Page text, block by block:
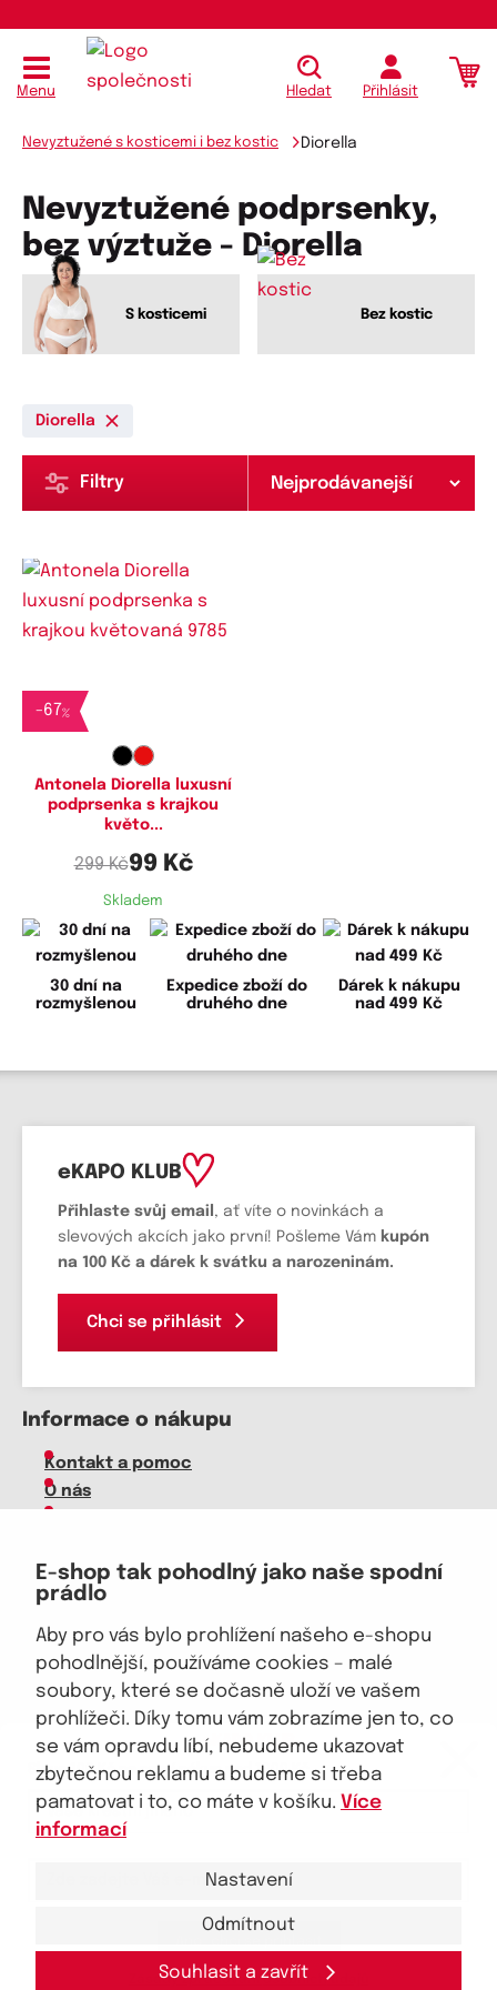
E-shop tak pohodlný jako naše spodní
prádlo
Aby pro vás bylo prohlížení našeho e-shopu
pohodlnější, používáme cookies – malé
soubory, které se dočasně uloží ve vašem
prohlížeči. Díky tomu vám zobrazíme jen to, co
se vám opravdu líbí, nebudeme ukazovat
zbytečnou reklamu a budeme si třeba
pamatovat i to, co máte v košíku. Více
informací
Nastavení
Odmítnout
Souhlasit a zavřít
Menu Hledat Přihlásit
Nevyztužené s kosticemi i bez kostic Diorella
Nevyztužené podprsenky,
bez výztuže - Diorella
S kosticemi Bez kostic
Diorella
Filtry
-67%
Antonela Diorella luxusní
podprsenka s krajkou
květo...
299 Kč99 Kč
Skladem
30 dní na
rozmyšlenou
Expedice zboží do
druhého dne
Dárek k nákupu
nad 499 Kč
eKAPO KLUB
Přihlaste svůj email , ať víte o novinkách a
slevových akcích jako první! Pošleme Vám kupón
na 100 Kč a dárek k svátku a narozeninám.
Chci se přihlásit
Informace o nákupu
Kontakt a pomoc
O nás
Velkoobchod
Vrácení zboží, reklamace
Obchodní podmínky
Průvodce spokojené ženy
Staňte se naším fanouškem
Jsme důvěryhodný obchod
Obchodní podmínky GDPR Mapa stránek
eKAPO KLUB
Sleva 100 Kč na první nákupnad 1000 Kč
Zásady zpracováníosobníchúdajů